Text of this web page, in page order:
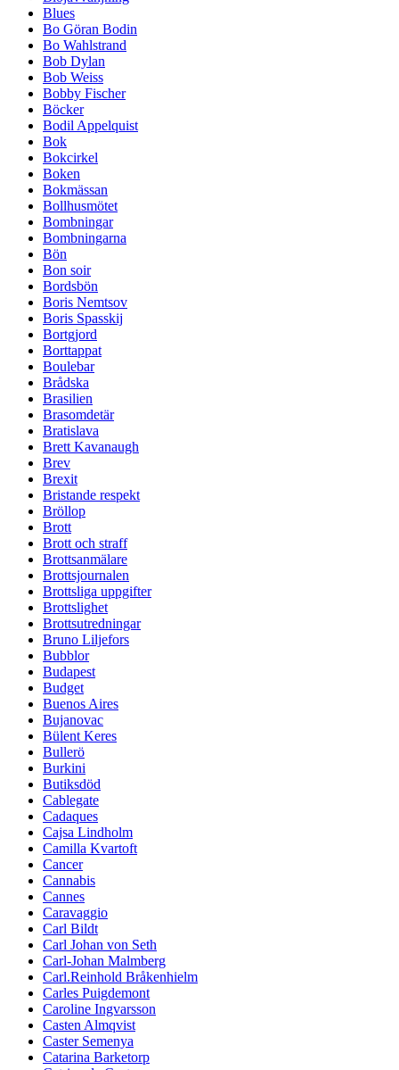
Blues
Bo Göran Bodin
Bo Wahlstrand
Bob Dylan
Bob Weiss
Bobby Fischer
Böcker
Bodil Appelquist
Bok
Bokcirkel
Boken
Bokmässan
Bollhusmötet
Bombningar
Bombningarna
Bön
Bon soir
Bordsbön
Boris Nemtsov
Boris Spasskij
Bortgjord
Borttappat
Boulebar
Brådska
Brasilien
Brasomdetär
Bratislava
Brett Kavanaugh
Brev
Brexit
Bristande respekt
Bröllop
Brott
Brott och straff
Brottsanmälare
Brottsjournalen
Brottsliga uppgifter
Brottslighet
Brottsutredningar
Bruno Liljefors
Bubblor
Budapest
Budget
Buenos Aires
Bujanovac
Bülent Keres
Bullerö
Burkini
Butiksdöd
Cablegate
Cadaques
Cajsa Lindholm
Camilla Kvartoft
Cancer
Cannabis
Cannes
Caravaggio
Carl Bildt
Carl Johan von Seth
Carl-Johan Malmberg
Carl.Reinhold Bråkenhielm
Carles Puigdemont
Caroline Ingvarsson
Casten Almqvist
Caster Semenya
Catarina Barketorp